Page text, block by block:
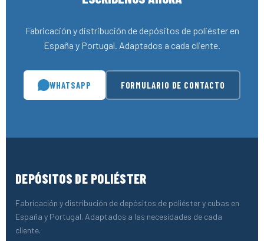
Fabricación y distribución de depósitos de poliéster en
España y Portugal. Adaptados a cada cliente.
WHATSAPP FORMULARIO DE CONTACTO
DEPÓSITOS DE POLIÉSTER
Fabricación y distribución de depósitos de poliéster y cubas en
España y Portugal. Adaptados a las necesidades de cada
cliente.